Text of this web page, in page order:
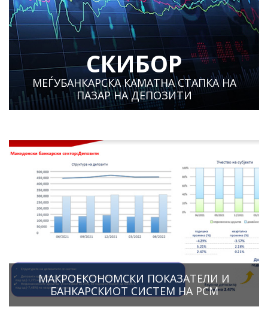
СКИБОР
МЕЃУБАНКАРСКА КАМАТНА СТАПКА НА
ПАЗАР НА ДЕПОЗИТИ
МАКРОЕКОНОМСКИ ПОКАЗАТЕЛИ И
БАНКАРСКИОТ СИСТЕМ НА РСМ